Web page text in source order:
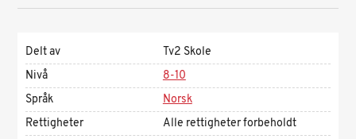
Delt av
Tv2 Skole
Nivå
8-10
Språk
Norsk
Rettigheter
Alle rettigheter forbeholdt